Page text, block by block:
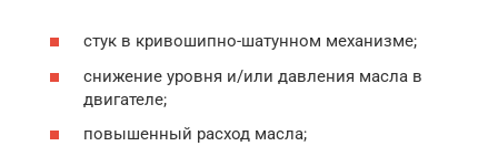
стук в кривошипно-шатунном механизме;
снижение уровня и/или давления масла в
двигателе;
повышенный расход масла;